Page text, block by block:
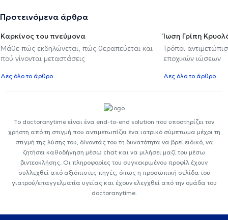
Προτεινόμενα άρθρα
Καρκίνος του πνεύμονα
Μάθε πώς εκδηλώνεται, πώς θεραπεύεται και
πού γίνονται μεταστάσεις
Δες όλο το άρθρο
Ίωση Γρίπη
Τρόποι
εποχικών ιώσεων
Δες όλο το άρθρο
Το doctoranytime είναι ένα end-to-end solution που υποστηρίζει τον
χρήστη από τη στιγμή που αντιμετωπίζει ένα ιατρικό σύμπτωμα μέχρι τη
στιγμή της λύσης του, δίνοντάς του τη δυνατότητα να βρεί ειδικό, να
ζητήσει καθοδήγηση μέσω chat και να μιλήσει μαζί του μέσω
βιντεοκλήσης. Οι πληροφορίες του συγκεκριμένου προφίλ έχουν
συλλεχθεί από αξιόπιστες πηγές, όπως η προσωπική σελίδα του
γιατρού/επαγγελματία υγείας και έχουν ελεγχθεί από την ομάδα του
doctoranytime.